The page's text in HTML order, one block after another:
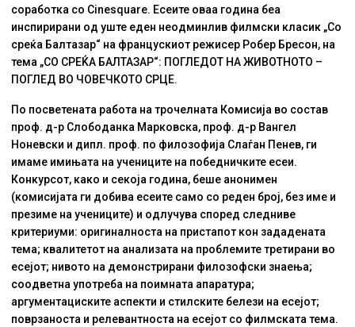
соработка со Cinesquare. Есеите оваа година беа
инспирирани од уште еден неодминлив филмски класик „Со
среќа Балтазар“ на францускиот режисер Робер Бресон, на
тема „СО СРЕЌА БАЛТАЗАР“: ПОГЛЕДОТ НА ЖИВОТНОТО –
ПОГЛЕД ВО ЧОВЕЧКОТО СРЦЕ.
По посветената работа на трочелната Комисија во состав
проф. д-р Слободанка Марковска, проф. д-р Вангел
Ноневски и дипл. проф. по филозофија Слаѓан Пенев, ги
имаме имињата на учениците на победничките есеи.
Конкурсот, како и секоја година, беше анонимен
(комисијата ги добива есеите само со реден број, без име и
презиме на учениците) и одлучува според следниве
критериуми: оригиналноста на пристапот кон зададената
тема; квалитетот на анализата на проблемите третирани во
есејот; нивото на демонстрирани филозофски знаења;
соодветна употреба на поимната апаратура;
аргументациските аспекти и стилските белези на есејот;
поврзаноста и релевантноста на есејот со филмската тема.